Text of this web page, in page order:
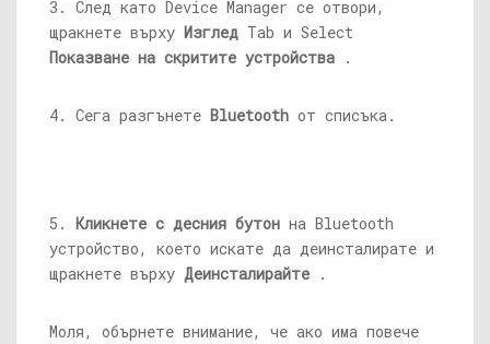
3. След като Device Manager се отвори,
щракнете върху Изглед Tab и Select
Показване на скритите устройства .
4. Сега разгънете Bluetooth от списъка.
5. Кликнете с десния бутон на Bluetooth
устройство, което искате да деинсталирате и
щракнете върху Деинсталирайте .
Моля, обърнете внимание, че ако има повече